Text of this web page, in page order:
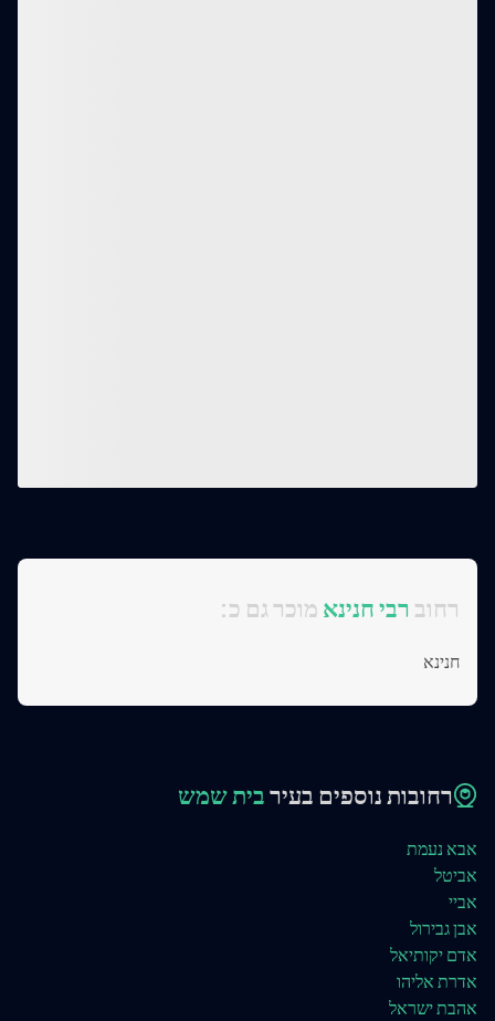
:רחוב רבי חנינא מוכר גם כ
חנינא
רחובות נוספים בעירבית שמש
אבא נעמת
אביטל
אביי
אבן גבירול
אדם יקותיאל
אדרת אליהו
אהבת ישראל